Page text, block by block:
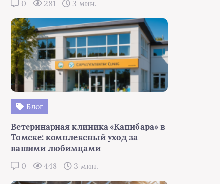
0 281 3 мин.
Блог
Ветеринарная клиника «Капибара» в
Томске: комплексный уход за
вашими любимцами
0 448 3 мин.